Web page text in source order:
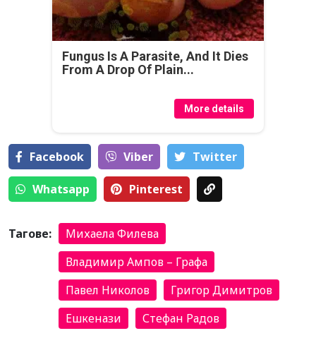
Fungus Is A Parasite, And It Dies
From A Drop Of Plain...
More details
Facebook Viber Тwitter
Whatsapp Pinterest
Тагове:
Михаела Филева
Владимир Ампов – Графа
Павел Николов
Григор Димитров
Ешкенази
Стефан Радов